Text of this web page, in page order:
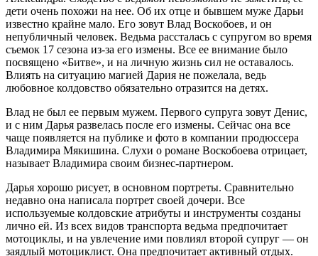
дети очень похожи на нее. Об их отце и бывшем муже Дарьи
известно крайне мало. Его зовут Влад Воскобоев, и он
непубличный человек. Ведьма рассталась с супругом во время
съемок 17 сезона из-за его измены. Все ее внимание было
посвящено «Битве», и на личную жизнь сил не оставалось.
Влиять на ситуацию магией Дария не пожелала, ведь
любовное колдовство обязательно отразится на детях.
Влад не был ее первым мужем. Первого супруга зовут Денис,
и с ним Дарья развелась после его измены. Сейчас она все
чаще появляется на публике и фото в компании продюссера
Владимира Мякишина. Слухи о романе Воскобоева отрицает,
называет Владимира своим бизнес-партнером.
Дарья хорошо рисует, в основном портреты. Сравнительно
недавно она написала портрет своей дочери. Все
используемые колдовские атрибуты и инструменты созданы
лично ей. Из всех видов транспорта ведьма предпочитает
мотоциклы, и на увлечение ими повлиял второй супруг — он
заядлый мотоциклист. Она предпочитает активный отдых.